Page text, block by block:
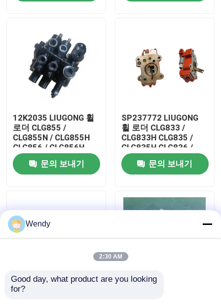
제품
화면
우리에 대하여
공장 여행
품질 관리
연락주세요
뉴스
12K2035 LIUGONG 휠
로더 CLG855 /
CLG855N / CLG855H
CLG856 / CLG856H
CLG50CN / CLG50C를
위한 다중 방향 밸브
문의 보내기
SP237772 LIUGONG
휠 로더 CLG833 /
CLG833H CLG835 /
CLG835H CLG836 /
CLG836H ZL30E /
ZL30F에 대한 제어 밸
브 조립
문의 보내기
SP161058 류건 휠 로
Wendy
2:30 AM
Good day, what product are you looking
for?